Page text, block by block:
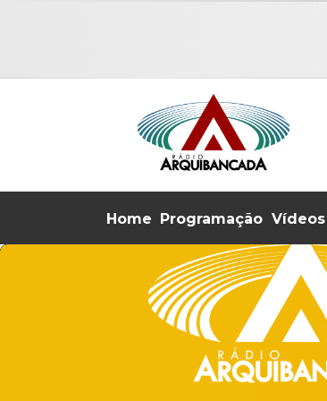
Home Programação Vídeos